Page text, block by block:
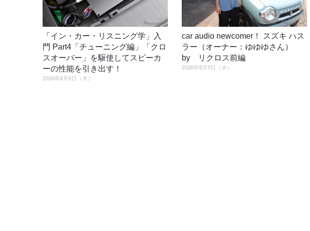
「イン・カー・リスニング学」入
門 Part4「チューニング編」「クロ
スオーバー」を駆使してスピーカ
ーの性能を引き出す！
2026年8月6日（木）
car audio newcomer！ スズキ ハス
ラー（オーナー：ゆゆゆさん）
by リクロス前編
2026年8月5日（水）